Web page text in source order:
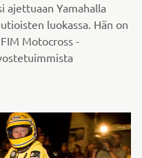
ajettuaan Yamahalla
luokassa. Hän on
Motocross -